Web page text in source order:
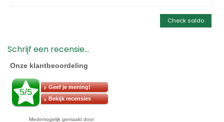
Check saldo
Schrijf een recensie...